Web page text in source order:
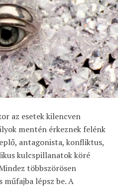
az esetek kilencven
mentén érkeznek felénk
antagonista, konfliktus,
kulcspillanatok köré
többszörösen
műfajba lépsz be. A